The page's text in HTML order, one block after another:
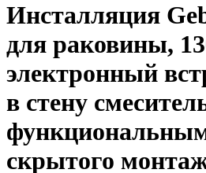
Инсталляция
для раковины,
электронный
в стену
скрытого